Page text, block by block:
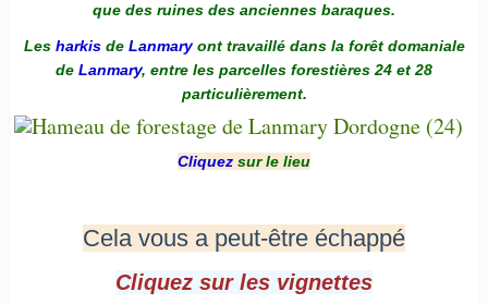
que des ruines des anciennes baraques.
Les harkis de Lanmaryont travaillé dans la forêt domaniale
de Lanmary, entre les parcelles forestières 24 et 28
particulièrement.
Cliquez sur le lieu
Cela vous a peut-être échappé
Cliquez sur les vignettes